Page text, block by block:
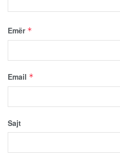
Emër *
Email *
Sajt